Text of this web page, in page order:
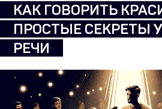
КАК ГОВОРИТЬ
ПРОСТЫЕ СЕКРЕТЫ
РЕЧИ